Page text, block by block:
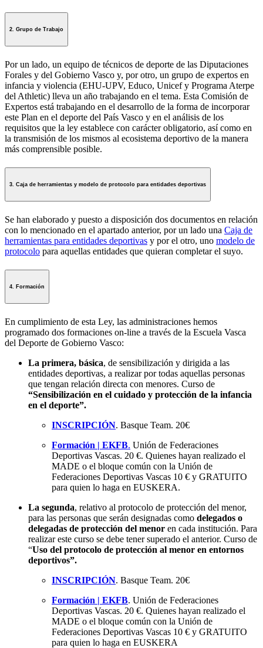
2. Grupo de Trabajo
Por un lado, un equipo de técnicos de deporte de las Diputaciones
Forales y del Gobierno Vasco y, por otro, un grupo de expertos en
infancia y violencia (EHU-UPV, Educo, Unicef y Programa Aterpe
del Athletic) lleva un año trabajando en el tema. Esta Comisión de
Expertos está trabajando en el desarrollo de la forma de incorporar
este Plan en el deporte del País Vasco y en el análisis de los
requisitos que la ley establece con carácter obligatorio, así como en
la transmisión de los mismos al ecosistema deportivo de la manera
más comprensible posible.
3. Caja de herramientas y modelo de protocolo para entidades deportivas
Se han elaborado y puesto a disposición dos documentos en relación
con lo mencionado en el apartado anterior, por un lado una Caja de
herramientas para entidades deportivas y por el otro, uno modelo de
protocolo para aquellas entidades que quieran completar el suyo.
4. Formación
En cumplimiento de esta Ley, las administraciones hemos
programado dos formaciones on-line a través de la Escuela Vasca
del Deporte de Gobierno Vasco:
La primera, básica, de sensibilización y dirigida a las
entidades deportivas, a realizar por todas aquellas personas
que tengan relación directa con menores. Curso de
“Sensibilización en el cuidado y protección de la infancia
en el deporte”.
INSCRIPCIÓN. Basque Team. 20€
Formación | EKFB. Unión de Federaciones
Deportivas Vascas. 20 €. Quienes hayan realizado el
MADE o el bloque común con la Unión de
Federaciones Deportivas Vascas 10 € y GRATUITO
para quien lo haga en EUSKERA.
La segunda, relativo al protocolo de protección del menor,
para las personas que serán designadas como delegados o
delegadas de protección del menor en cada institución. Para
realizar este curso se debe tener superado el anterior. Curso de
“Uso del protocolo de protección al menor en entornos
deportivos”.
INSCRIPCIÓN. Basque Team. 20€
Formación | EKFB. Unión de Federaciones
Deportivas Vascas. 20 €. Quienes hayan realizado el
MADE o el bloque común con la Unión de
Federaciones Deportivas Vascas 10 € y GRATUITO
para quien lo haga en EUSKERA